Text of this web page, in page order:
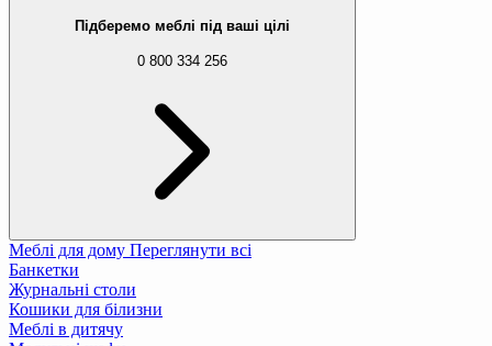
Підберемо меблі під ваші цілі
0 800 334 256
Меблі для дому Переглянути всі
Банкетки
Журнальні столи
Кошики для білизни
Меблі в дитячу